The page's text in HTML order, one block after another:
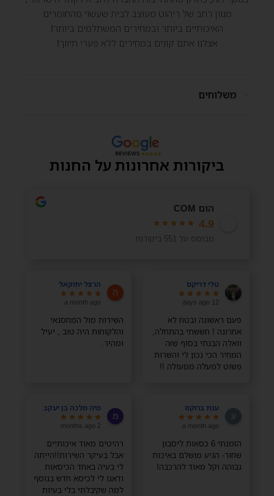
מגוון רחב של ריהוט מעוצב לבית שעשוי מהחומרים
האיכותיים ביותר ובמחירים המשתלמים ביותר!
אצלנו אתם קונים במחירים ללא פערי תיווך!
משלוחים
ביקורות אחרונות על החנות
הום COM
4.9
מבוסס על 551 ביקורות
טלי דריקס
12 days ago
פעם ראשונה ובטח לא
אחרונה ! חששתי בהתחלה,
וואלה הבנתי בסוף שזה
המחיר הכי נכון לי והשרות
פשוט למעלה ממעולה !!
הרצל יחזקאל
a month ago
השירות מול המחסנאי
והלקוחות היה טוב , יעיל
ומהיר.
ענת ברוקס
a month ago
הזמנתי 6 כסאות ליסבון
שחור- הגיע מושלם באיכות
גבוהה וקל מאוד להרכבה!
מיה מלכה בן יעקב
2 months ago
רהיטים מאוד איכותיים
אבל בעיקר השירות!!הייתה
לי בעיה באחד הכיסאות
ודאגו לי לכיסא חדש בנוסף
למה שקיבלתי בלי בעיות